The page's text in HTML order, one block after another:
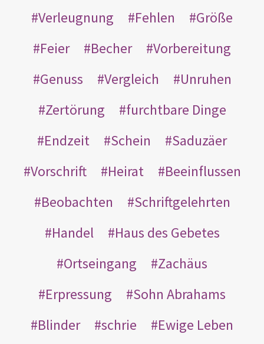
Verleugnung Fehlen
Größe
Feier
Becher
Vorbereitung
Genuss
Vergleich
Unruhen
Zertörung
furchtbare Dinge
Endzeit
Schein
Saduzäer
Vorschrift
Heirat
Beeinflussen
Beobachten
Schriftgelehrten
Handel
Haus des Gebetes
Ortseingang
Zachäus
Erpressung
Sohn Abrahams
Blinder
schrie
Ewige Leben